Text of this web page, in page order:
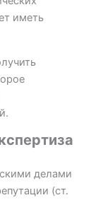
иметь
делами
(ст.